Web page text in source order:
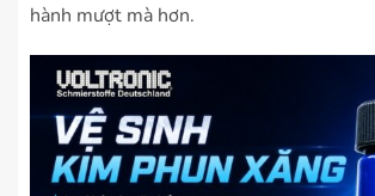
hành mượt mà hơn.